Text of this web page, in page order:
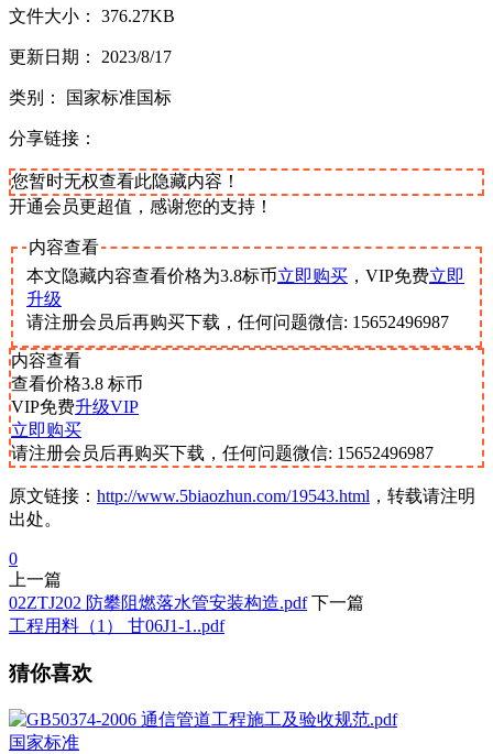
文件大小： 376.27KB
更新日期： 2023/8/17
类别： 国家标准国标
分享链接：
您暂时无权查看此隐藏内容！
开通会员更超值，感谢您的支持！
内容查看
本文隐藏内容查看价格为3.8标币立即购买 ，VIP免费立即
升级
请注册会员后再购买下载，任何问题微信: 15652496987
内容查看
查看价格3.8 标币
VIP免费升级VIP
立即购买
请注册会员后再购买下载，任何问题微信: 15652496987
原文链接： http://www.5biaozhun.com/19543.html ，转载请注明
出处。
0
上一篇
02ZTJ202 防攀阻燃落水管安装构造.pdf 下一篇
工程用料（1） 甘06J1-1..pdf
猜你喜欢
国家标准